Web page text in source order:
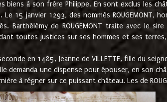
biens à son frère Philippe. En sont exclus les
15 janvier 1293, des nommés ROUGEMONT,
Barthélémy de ROUGEMONT traite avec le
toutes justices sur ses hommes et ses
en 1485, Jeanne de VILLETTE, fille du
demanda une dispense pour épouser, en son
à régner sur ce puissant château. Les de